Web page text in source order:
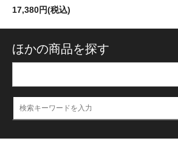
17,380円(税込)
ほかの商品を探す